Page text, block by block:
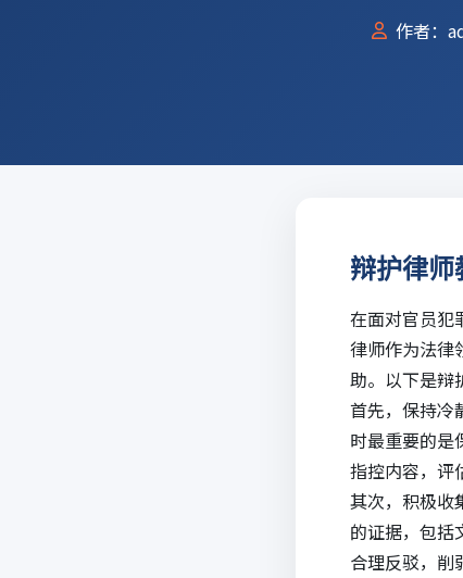
作者：
辩护律师
在面对官员犯
律师作为法律
助。以下是辩
首先，保持冷
时最重要的是
指控内容，评
其次，积极收
的证据，包括
合理反驳，削